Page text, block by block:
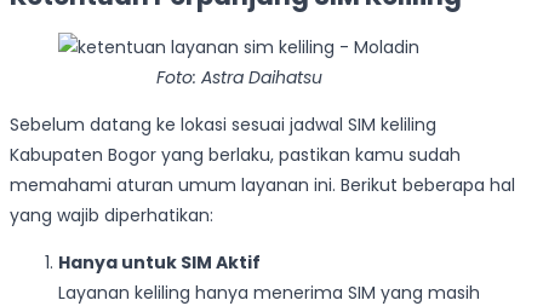
Foto: Astra Daihatsu
Sebelum datang ke lokasi sesuai jadwal SIM keliling
Kabupaten Bogor yang berlaku, pastikan kamu sudah
memahami aturan umum layanan ini. Berikut beberapa hal
yang wajib diperhatikan:
Hanya untuk SIM Aktif
Layanan keliling hanya menerima SIM yang masih